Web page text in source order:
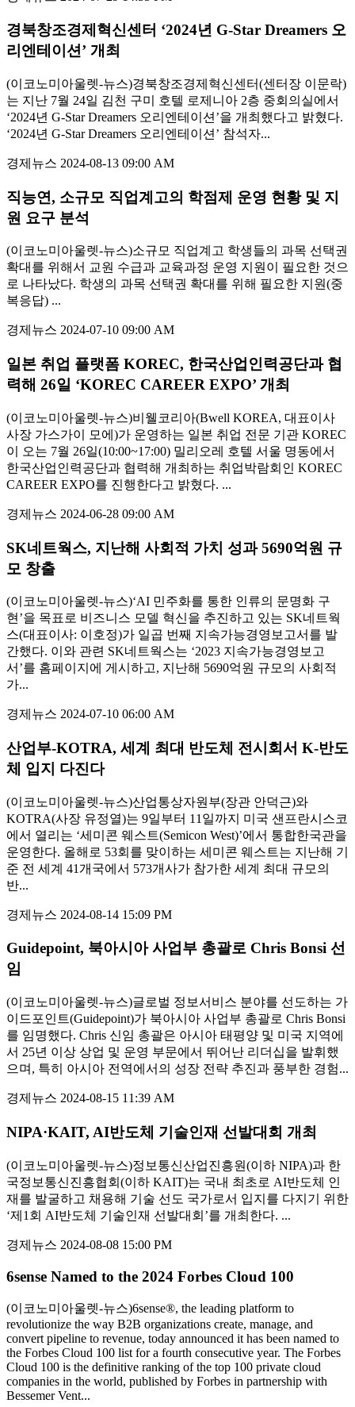
경북창조경제혁신센터 ‘2024년 G-Star Dreamers 오
리엔테이션’ 개최
(이코노미아울렛-뉴스)경북창조경제혁신센터(센터장 이문락)
는 지난 7월 24일 김천 구미 호텔 로제니아 2층 중회의실에서
‘2024년 G-Star Dreamers 오리엔테이션’을 개최했다고 밝혔다.
‘2024년 G-Star Dreamers 오리엔테이션’ 참석자...
경제뉴스 2024-08-13 09:00 AM
직능연, 소규모 직업계고의 학점제 운영 현황 및 지
원 요구 분석
(이코노미아울렛-뉴스)소규모 직업계고 학생들의 과목 선택권
확대를 위해서 교원 수급과 교육과정 운영 지원이 필요한 것으
로 나타났다. 학생의 과목 선택권 확대를 위해 필요한 지원(중
복응답) ...
경제뉴스 2024-07-10 09:00 AM
일본 취업 플랫폼 KOREC, 한국산업인력공단과 협
력해 26일 ‘KOREC CAREER EXPO’ 개최
(이코노미아울렛-뉴스)비웰코리아(Bwell KOREA, 대표이사
사장 가스가이 모에)가 운영하는 일본 취업 전문 기관 KOREC
이 오는 7월 26일(10:00~17:00) 밀리오레 호텔 서울 명동에서
한국산업인력공단과 협력해 개최하는 취업박람회인 KOREC
CAREER EXPO를 진행한다고 밝혔다. ...
경제뉴스 2024-06-28 09:00 AM
SK네트웍스, 지난해 사회적 가치 성과 5690억원 규
모 창출
(이코노미아울렛-뉴스)‘AI 민주화를 통한 인류의 문명화 구
현’을 목표로 비즈니스 모델 혁신을 추진하고 있는 SK네트웍
스(대표이사: 이호정)가 일곱 번째 지속가능경영보고서를 발
간했다. 이와 관련 SK네트웍스는 ‘2023 지속가능경영보고
서’를 홈페이지에 게시하고, 지난해 5690억원 규모의 사회적
가...
경제뉴스 2024-07-10 06:00 AM
산업부-KOTRA, 세계 최대 반도체 전시회서 K-반도
체 입지 다진다
(이코노미아울렛-뉴스)산업통상자원부(장관 안덕근)와
KOTRA(사장 유정열)는 9일부터 11일까지 미국 샌프란시스코
에서 열리는 ‘세미콘 웨스트(Semicon West)’에서 통합한국관을
운영한다. 올해로 53회를 맞이하는 세미콘 웨스트는 지난해 기
준 전 세계 41개국에서 573개사가 참가한 세계 최대 규모의
반...
경제뉴스 2024-08-14 15:09 PM
Guidepoint, 북아시아 사업부 총괄로 Chris Bonsi 선
임
(이코노미아울렛-뉴스)글로벌 정보서비스 분야를 선도하는 가
이드포인트(Guidepoint)가 북아시아 사업부 총괄로 Chris Bonsi
를 임명했다. Chris 신임 총괄은 아시아 태평양 및 미국 지역에
서 25년 이상 상업 및 운영 부문에서 뛰어난 리더십을 발휘했
으며, 특히 아시아 전역에서의 성장 전략 추진과 풍부한 경험...
경제뉴스 2024-08-15 11:39 AM
NIPA·KAIT, AI반도체 기술인재 선발대회 개최
(이코노미아울렛-뉴스)정보통신산업진흥원(이하 NIPA)과 한
국정보통신진흥협회(이하 KAIT)는 국내 최초로 AI반도체 인
재를 발굴하고 채용해 기술 선도 국가로서 입지를 다지기 위한
‘제1회 AI반도체 기술인재 선발대회’를 개최한다. ...
경제뉴스 2024-08-08 15:00 PM
6sense Named to the 2024 Forbes Cloud 100
(이코노미아울렛-뉴스)6sense®, the leading platform to
revolutionize the way B2B organizations create, manage, and
convert pipeline to revenue, today announced it has been named to
the Forbes Cloud 100 list for a fourth consecutive year. The Forbes
Cloud 100 is the definitive ranking of the top 100 private cloud
companies in the world, published by Forbes in partnership with
Bessemer Vent...